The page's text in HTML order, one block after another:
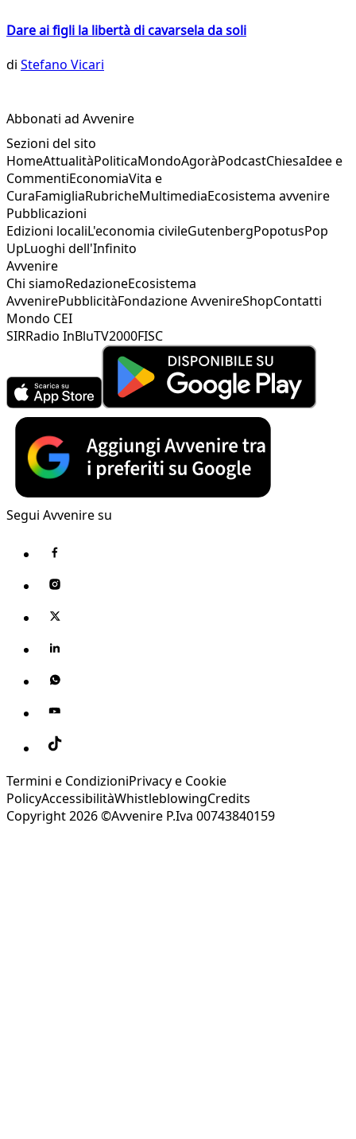
Dare ai figli la libertà di cavarsela da soli
di Stefano Vicari
Abbonati ad Avvenire
Sezioni del sito
HomeAttualitàPoliticaMondoAgoràPodcastChiesaIdee e
CommentiEconomiaVita e
CuraFamigliaRubricheMultimediaEcosistema avvenire
Pubblicazioni
Edizioni localiL'economia civileGutenbergPopotusPop
UpLuoghi dell'Infinito
Avvenire
Chi siamoRedazioneEcosistema
AvvenirePubblicitàFondazione AvvenireShopContatti
Mondo CEI
SIRRadio InBluTV2000FISC
Segui Avvenire su
Termini e CondizioniPrivacy e Cookie
PolicyAccessibilitàWhistleblowingCredits
Copyright 2026 ©Avvenire P.Iva 00743840159